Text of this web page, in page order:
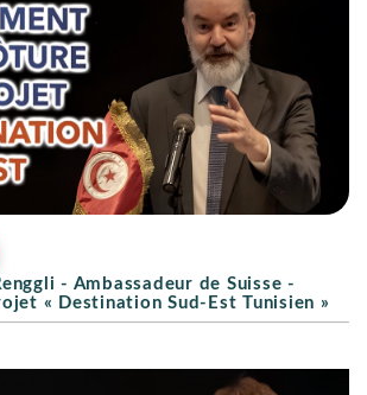
- Ambassadeur de Suisse -
« Destination Sud-Est Tunisien »